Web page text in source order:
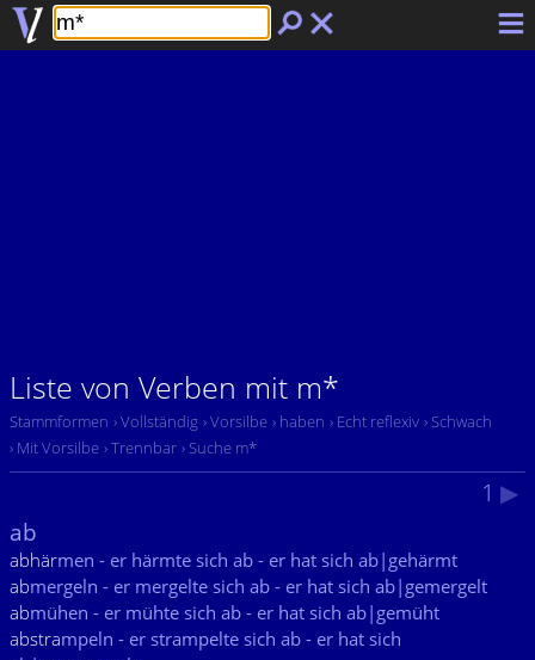
Liste von Verben mit m*
Stammformen › Vollständig › Vorsilbe › haben › Echt reflexiv › Schwach
› Mit Vorsilbe › Trennbar › Suche m*
1 ▶
ab
abhärmen - er härmte sich ab - er hat sich ab|gehärmt
abmergeln - er mergelte sich ab - er hat sich ab|gemergelt
abmühen - er mühte sich ab - er hat sich ab|gemüht
abstrampeln - er strampelte sich ab - er hat sich